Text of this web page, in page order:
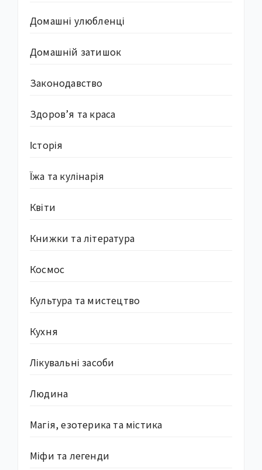
Домашні улюбленці
Домашній затишок
Законодавство
Здоров’я та краса
Історія
Їжа та кулінарія
Квіти
Книжки та література
Космос
Культура та мистецтво
Кухня
Лікувальні засоби
Людина
Магія, езотерика та містика
Міфи та легенди